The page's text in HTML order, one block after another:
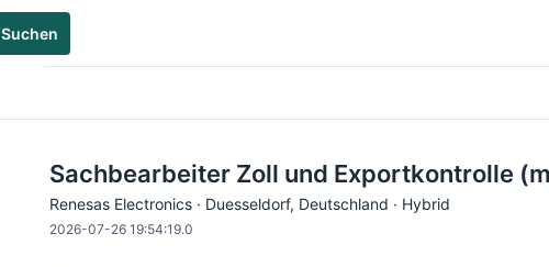
Suchen
Sachbearbeiter Zoll und Exportkontrolle
Renesas Electronics · Duesseldorf, Deutschland · Hybrid
2026-07-26 19:54:19.0